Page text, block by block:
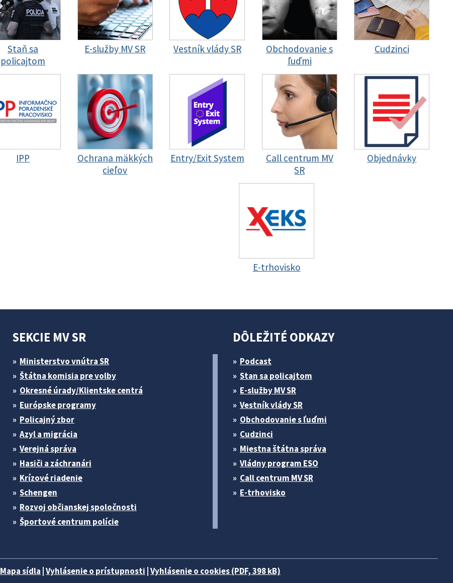
Staň sa
policajtom
E-služby MV SR Vestník vlády SR
Obchodovanie s
ľuďmi
Cudzinci
IPP
Ochrana mäkkých
cieľov
Entry/Exit System
Call centrum MV
SR
Objednávky
E-trhovisko
SEKCIE MV SR
Ministerstvo vnútra SR
Štátna komisia pre volby
Okresné úrady/Klientske centrá
Európske programy
Policajný zbor
Azyl a migrácia
Verejná správa
Hasiči a záchranári
Krízové riadenie
Schengen
Rozvoj občianskej spoločnosti
Športové centrum polície
DÔLEŽITÉ ODKAZY
Podcast
Stan sa policajtom
E-služby MV SR
Vestník vlády SR
Obchodovanie s ľuďmi
Cudzinci
Miestna štátna správa
Vládny program ESO
Call centrum MV SR
E-trhovisko
Mapa sídla |Vyhlásenie o prístupnosti |Vyhlásenie o cookies (PDF, 398 kB)